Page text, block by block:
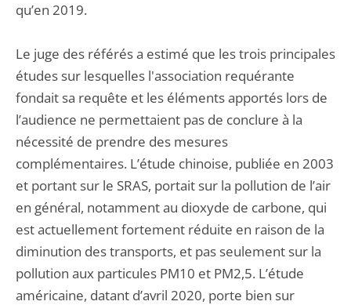
qu’en 2019.
Le juge des référés a estimé que les trois principales
études sur lesquelles l'association requérante
fondait sa requête et les éléments apportés lors de
l’audience ne permettaient pas de conclure à la
nécessité de prendre des mesures
complémentaires. L’étude chinoise, publiée en 2003
et portant sur le SRAS, portait sur la pollution de l’air
en général, notamment au dioxyde de carbone, qui
est actuellement fortement réduite en raison de la
diminution des transports, et pas seulement sur la
pollution aux particules PM10 et PM2,5. L’étude
américaine, datant d’avril 2020, porte bien sur